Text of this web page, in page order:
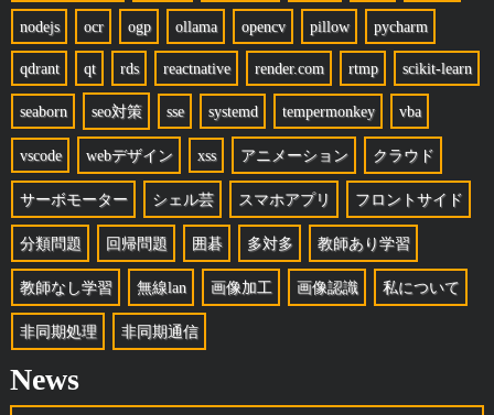
nodejs ocr ogp ollama opencv pillow pycharm
qdrant qt rds reactnative render.com rtmp scikit-learn
seaborn seo対策 sse systemd tempermonkey vba
vscode webデザイン xss アニメーション クラウド
サーボモーター シェル芸 スマホアプリ フロントサイド
分類問題 回帰問題 囲碁 多対多 教師あり学習
教師なし学習 無線lan 画像加工 画像認識 私について
非同期処理 非同期通信
News